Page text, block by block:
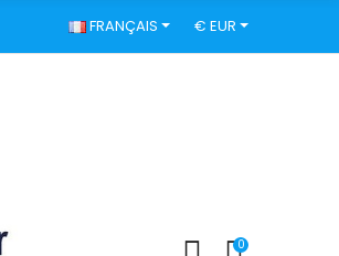
FRANÇAIS € EUR
0